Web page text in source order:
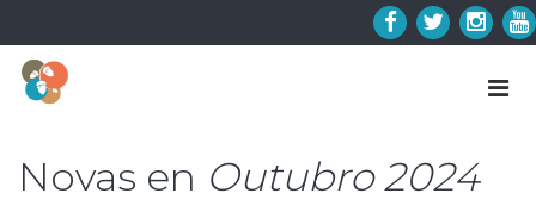
to
content
Facebook
Twitter
Novas en Outubro 2024